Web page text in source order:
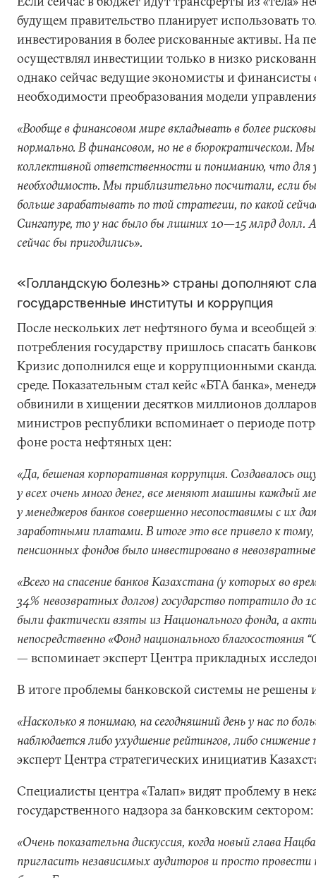
будущем правительство планирует использовать
инвестирования в более рискованные активы. На
осуществлял инвестиции только в низко
однако сейчас ведущие экономисты и финансисты
необходимости преобразования модели
«Вообще в финансовом мире вкладывать в более
нормально. В финансовом, но не в бюрократическом.
коллективной ответственности и пониманию, что для
необходимость. Мы приблизительно посчитали, если
больше зарабатывать по той стратегии, по какой
Сингапуре, то у нас было бы лишних 10—15 млрд долл.
сейчас бы пригодились».
«Голландскую болезнь» страны дополняют
государственные институты и коррупция
После нескольких лет нефтяного бума и всеобщей
потребления государству пришлось спасать
Кризис дополнился еще и коррупционными
среде. Показательным стал кейс «БТА банка»,
обвинили в хищении десятков миллионов
министров республики вспоминает о периоде
фоне роста нефтяных цен:
«Да, бешеная корпоративная коррупция. Создавалось
у всех очень много денег, все меняют машины каждый
у менеджеров банков совершенно несопоставимы с их
заработными платами. В итоге это все привело к тому,
пенсионных фондов было инвестировано в
«Всего на спасение банков Казахстана (у которых во
34% невозвратных долгов) государство потратило до
были фактически взяты из Национального фонда, а
непосредственно «Фонд национального благосостояния
— вспоминает эксперт Центра прикладных
В итоге проблемы банковской системы не решены
«Насколько я понимаю, на сегодняшний день у нас по
наблюдается либо ухудшение рейтингов, либо снижение
эксперт Центра стратегических инициатив
Специалисты центра «Талап» видят проблему в
государственного надзора за банковским сектором:
«Очень показательна дискуссия, когда новый глава
пригласить независимых аудиторов и просто провести